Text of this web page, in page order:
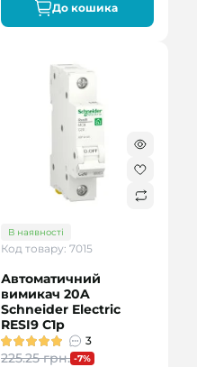
До кошика
В наявності
Код товару: 7015
Автоматичний
вимикач 20A
Schneider Electric
RESI9 C1р
3
225.25 грн. -7%